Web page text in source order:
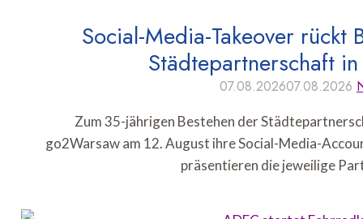
Social-Media-Takeover rückt
Städtepartnerschaft
07.08.202607.08.2026
Zum 35-jährigen Bestehen der
go2Warsaw am 12. August ihre Social-Media-
präsentieren die jeweilige